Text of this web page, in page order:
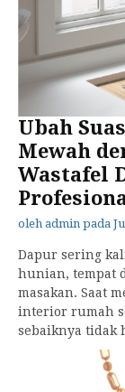
Ubah
Mewah
Wastafel
oleh admin pada
Dapur sering
hunian, tempat
masakan. Saat
interior rumah
sebaiknya tidak